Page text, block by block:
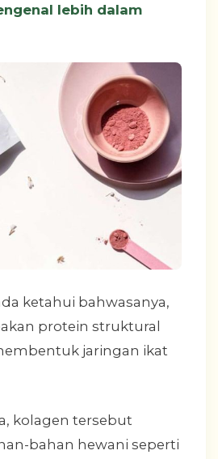
lebih dalam
ketahui bahwasanya,
protein struktural
jaringan ikat
kolagen tersebut
bahan hewani seperti